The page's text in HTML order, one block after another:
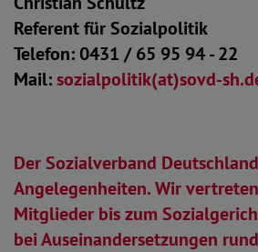
Referent für Sozialpolitik
Telefon: 0431 / 65 95 94 - 22
Mail:sozialpolitik(at)sovd-
Der Sozialverband
Angelegenheiten. Wir
Mitglieder bis zum
bei Auseinandersetzungen